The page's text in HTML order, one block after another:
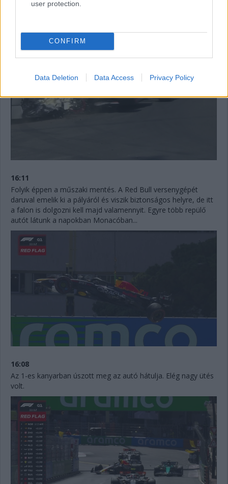
user protection.
CONFIRM
Data Deletion Data Access Privacy Policy
Tecpro is.
16:11
Folyik éppen a műszaki mentés. A Red Bull versenygépét
daruval emelik ki a pályáról és viszik biztonságos helyre, de itt
a falon is dolgozni kell majd valamennyit. Egyre több repülő
autót látunk a napokban Monacóban...
16:08
Az 1-es kanyarban úszott meg az autó hátulja. Elég nagy ütés
volt.